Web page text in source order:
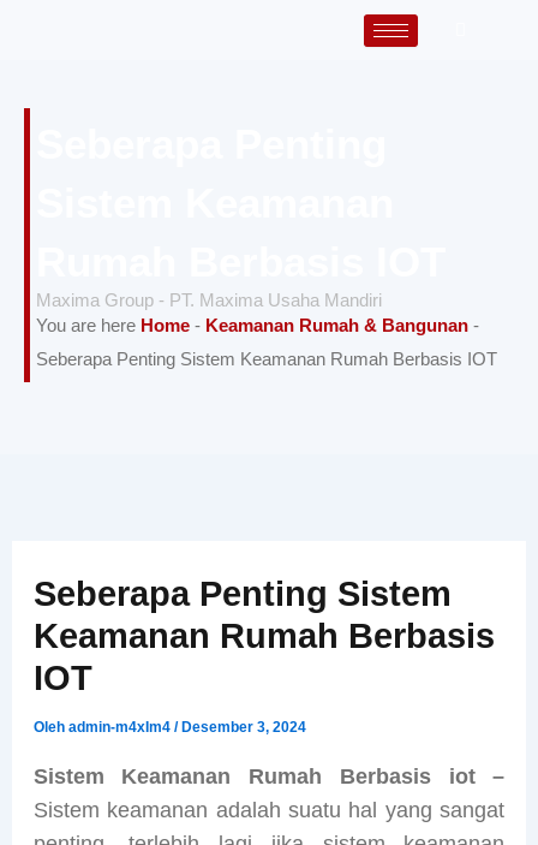
Maxima Group - PT. Maxima Usaha Mandiri
You are here Home - Keamanan Rumah & Bangunan -
Seberapa Penting Sistem Keamanan Rumah Berbasis IOT
Seberapa Penting Sistem
Keamanan Rumah Berbasis
IOT
Oleh admin-m4xIm4 / Desember 3, 2024
Sistem Keamanan Rumah Berbasis iot –
Sistem keamanan adalah suatu hal yang sangat